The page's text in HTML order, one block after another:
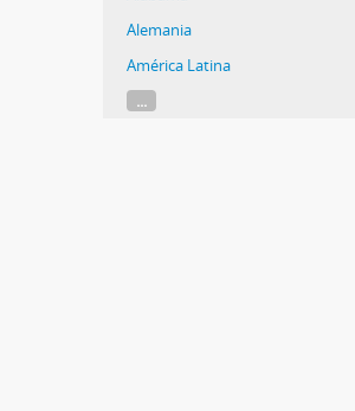
Alemania
América Latina
...